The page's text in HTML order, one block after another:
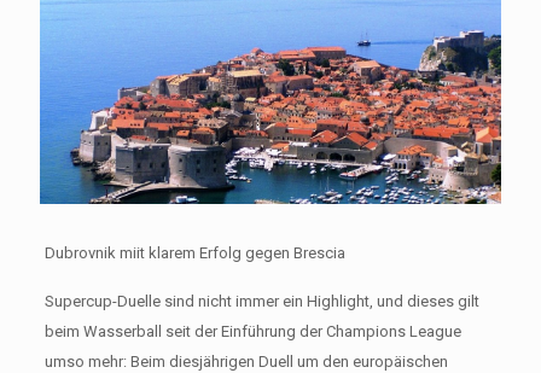
Dubrovnik miit klarem Erfolg gegen Brescia
Supercup-Duelle sind nicht immer ein Highlight, und dieses gilt
beim Wasserball seit der Einführung der Champions League
umso mehr: Beim diesjährigen Duell um den europäischen